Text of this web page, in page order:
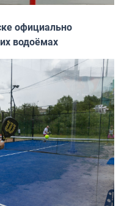
официально
водоёмах